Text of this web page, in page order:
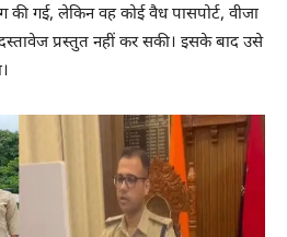
की गई, लेकिन वह कोई वैध पासपोर्ट, वीजा
प्रस्तुत नहीं कर सकी। इसके बाद उसे